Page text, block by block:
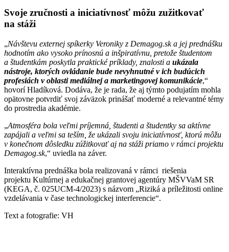
Svoje zručnosti a iniciatívnosť môžu zužitkovať
na stáži
„Návštevu externej spíkerky Veroniky z Demagog.sk a jej prednášku
hodnotím ako vysoko prínosnú a inšpiratívnu, pretože študentom
a študentkám poskytla praktické príklady, znalosti a ukázala
nástroje, ktorých ovládanie bude nevyhnutné v ich budúcich
profesiách v oblasti mediálnej a marketingovej komunikácie,“
hovorí Hladíková. Dodáva, že je rada, že aj týmto podujatím mohla
opätovne potvrdiť svoj záväzok prinášať moderné a relevantné témy
do prostredia akadémie.
„Atmosféra bola veľmi príjemná, študenti a študentky sa aktívne
zapájali a veľmi sa teším, že ukázali svoju iniciatívnosť, ktorú môžu
v konečnom dôsledku zúžitkovať aj na stáži priamo v rámci projektu
Demagog.sk,“ uviedla na záver.
Interaktívna prednáška bola realizovaná v rámci riešenia
projektu Kultúrnej a edukačnej grantovej agentúry MŠVVaM SR
(KEGA, č. 025UCM-4/2023) s názvom „Riziká a príležitosti online
vzdelávania v čase technologickej interferencie“.
Text a fotografie: VH